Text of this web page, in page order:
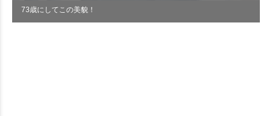
73歳にしてこの美貌！